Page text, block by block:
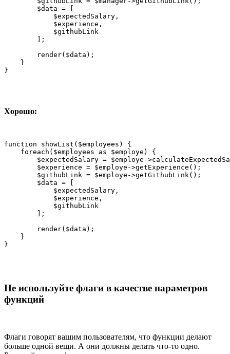
        $data = [
            $expectedSalary,
            $experience,
            $githubLink
        ];
        render($data);
    }
}
Хорошо:
function showList($employees) {
    foreach($employees as $employe) {
$expectedSalary = $employe-
        $experience = $employe->getExperience();
        $githubLink = $employe->getGithubLink();
        $data = [
            $expectedSalary,
            $experience,
            $githubLink
        ];
        render($data);
    }
}
Не используйте флаги в качестве параметров
функций
Флаги говорят вашим пользователям, что функции делают
больше одной вещи. А они должны делать что-то одно.